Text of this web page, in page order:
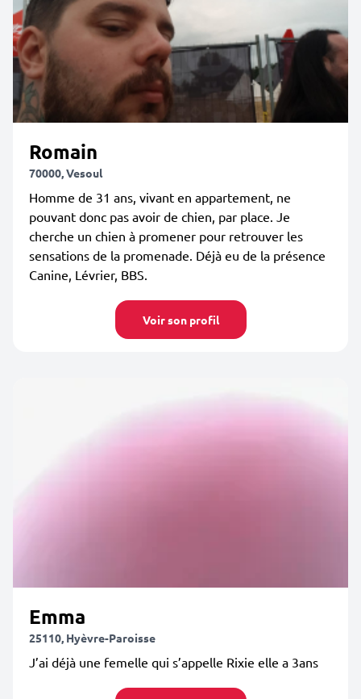
Romain
70000, Vesoul
Homme de 31 ans, vivant en appartement, ne
pouvant donc pas avoir de chien, par place. Je
cherche un chien à promener pour retrouver les
sensations de la promenade. Déjà eu de la présence
Canine, Lévrier, BBS.
Voir son profil
Emma
25110, Hyèvre-Paroisse
J’ai déjà une femelle qui s’appelle Rixie elle a 3ans